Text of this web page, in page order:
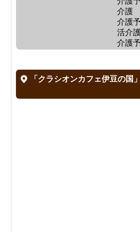
介護
介護
活介
介護
「クラシオンカフェ伊豆の国